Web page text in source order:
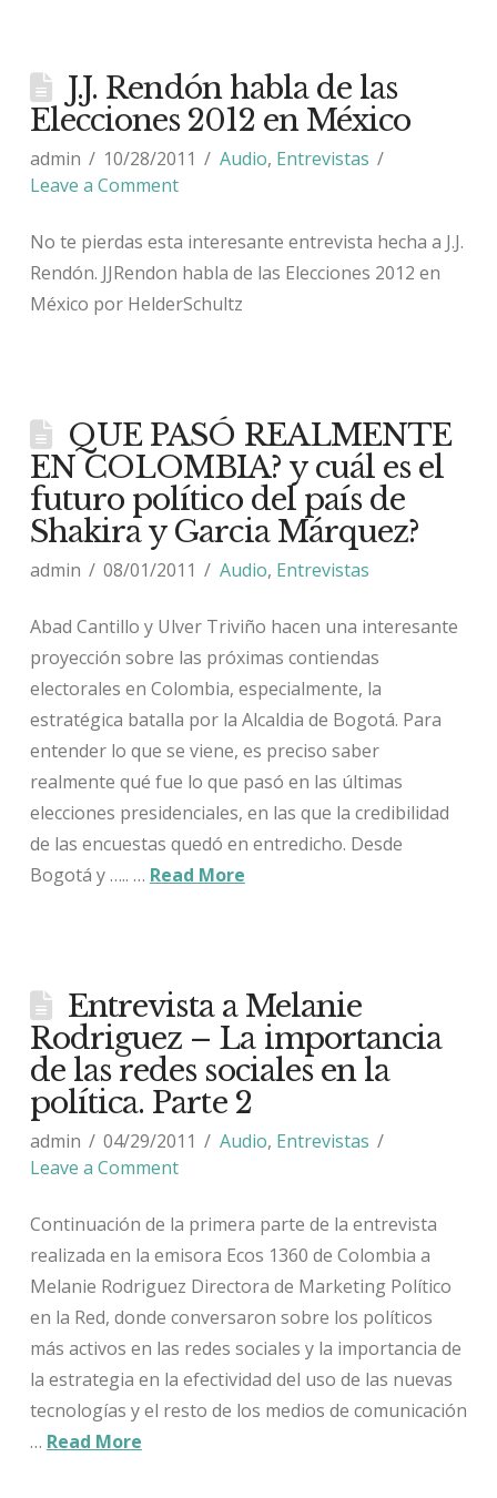
J.J. Rendón habla de las
Elecciones 2012 en México
admin 10/28/2011 Audio, Entrevistas
Leave a Comment
No te pierdas esta interesante entrevista hecha a J.J.
Rendón. JJRendon habla de las Elecciones 2012 en
México por HelderSchultz
QUE PASÓ REALMENTE
EN COLOMBIA? y cuál es el
futuro político del país de
Shakira y Garcia Márquez?
admin 08/01/2011 Audio, Entrevistas
Abad Cantillo y Ulver Triviño hacen una interesante
proyección sobre las próximas contiendas
electorales en Colombia, especialmente, la
estratégica batalla por la Alcaldia de Bogotá. Para
entender lo que se viene, es preciso saber
realmente qué fue lo que pasó en las últimas
elecciones presidenciales, en las que la credibilidad
de las encuestas quedó en entredicho. Desde
Bogotá y ….. … Read More
Entrevista a Melanie
Rodriguez – La importancia
de las redes sociales en la
política. Parte 2
admin 04/29/2011 Audio, Entrevistas
Leave a Comment
Continuación de la primera parte de la entrevista
realizada en la emisora Ecos 1360 de Colombia a
Melanie Rodriguez Directora de Marketing Político
en la Red, donde conversaron sobre los políticos
más activos en las redes sociales y la importancia de
la estrategia en la efectividad del uso de las nuevas
tecnologías y el resto de los medios de comunicación
… Read More